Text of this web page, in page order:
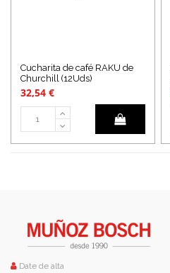
Cucharita de café RAKU de
Churchill (12Uds)
32,54 €
Date de alta